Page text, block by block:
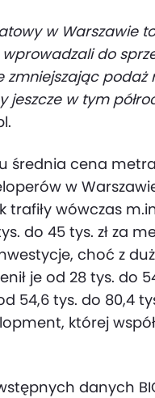
w Warszawie
do
zmniejszając
jeszcze w tym
średnia cena
w
trafiły wówczas
do 45 tys. zł za
choć z
je od 28 tys. do
54,6 tys. do 80,4
której
danych